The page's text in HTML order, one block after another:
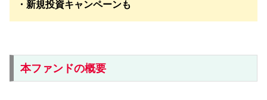
・新規投資キャンペーンも
本ファンドの概要